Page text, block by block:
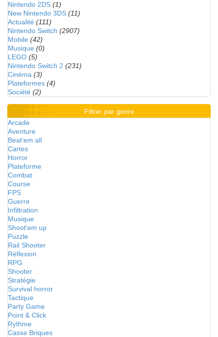
Nintendo 2DS (1)
New Nintendo 3DS (11)
Actualité (111)
Nintendo Switch (2907)
Mobile (42)
Musique (0)
LEGO (5)
Nintendo Switch 2 (231)
Cinéma (3)
Plateformes (4)
Société (2)
Filtrer par genre
Arcade
Aventure
Beat'em all
Cartes
Horror
Plateforme
Combat
Course
FPS
Guerre
Infiltration
Musique
Shoot'em up
Puzzle
Rail Shooter
Réflexion
RPG
Shooter
Stratégie
Survival horror
Tactique
Party Game
Point & Click
Rythme
Casse Briques